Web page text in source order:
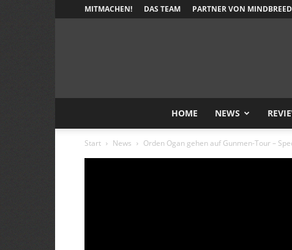
MITMACHEN! DAS TEAM PARTNER VON MINDBREED
HOME NEWS
Start News Orden Ogan gehen auf Gunmen-Tour –